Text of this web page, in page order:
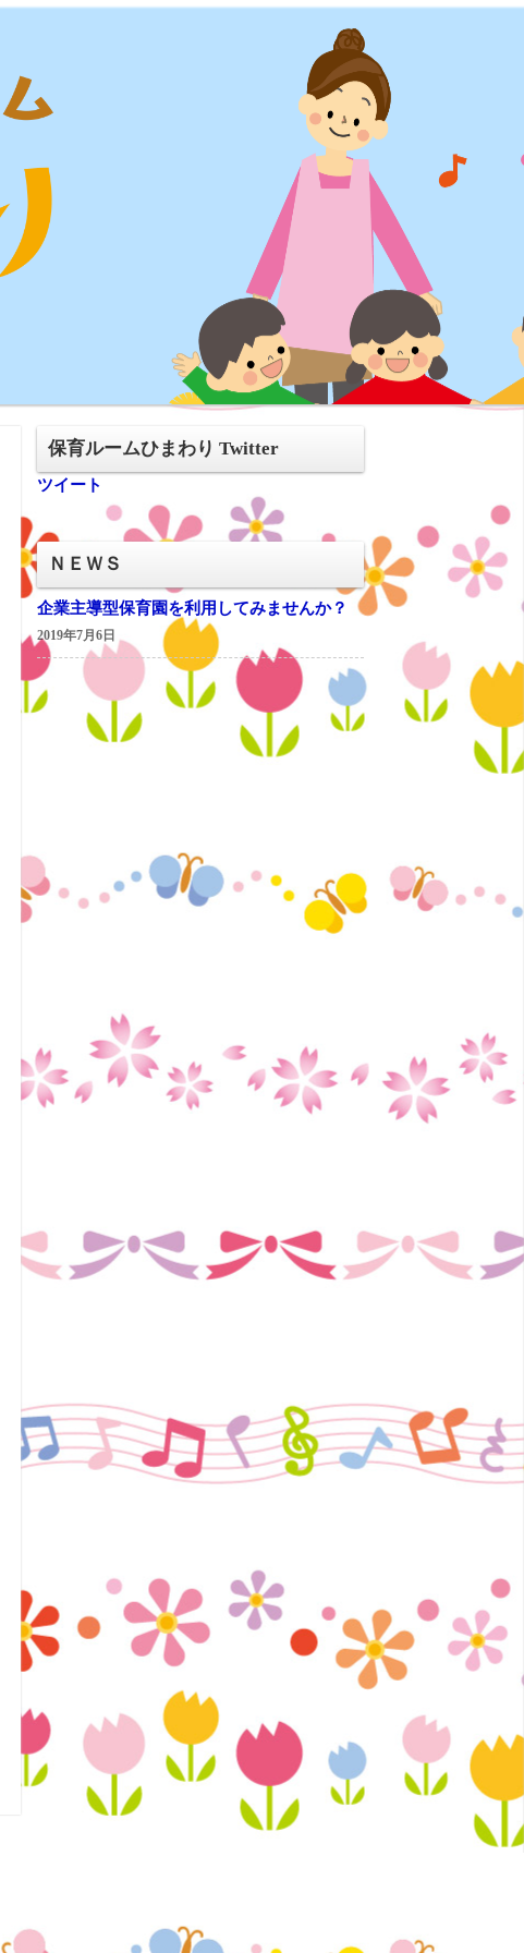
保育ルームひまわり Twitter
ツイート
ＮＥＷＳ
企業主導型保育園を利用してみませんか？
2019年7月6日